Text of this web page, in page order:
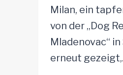
Milan, ein
von der „Dog
Mladenovac“
erneut